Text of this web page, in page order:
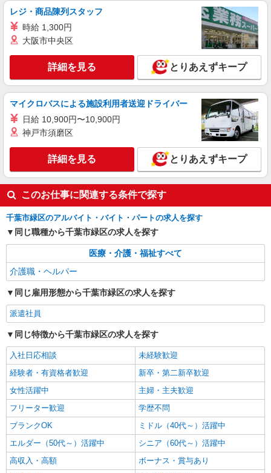
株式会社kotrio /●SW-S-2077993
≪運転好きの方歓迎≫未経験でも活躍できる！
【正社員】月給240,000〜400,000円 ・基本
給：200,000円〜220,000円 ・資格手当：10,000〜
30,000円 ・役職手当：10,000〜70,000円 ・処遇改
善手当：20,000〜60,000円（勤続年数、保有資格
により変動） ・固定残業手当：20,000円（10時
間） ※固定残業時間を超過する場合には超過勤務
認知症介護基礎研修 ・初任者研修 ・実務者研修
千葉市緑区
キープ 詳細を見る
派遣社員
＜鎌取＞デイサービスSTAFF＊16時退社も
OK！子育て世代活躍中
時給1500円〜2250円 ＜日払い有/週払い有/交
通費全支給(ガソリン代含む)＞
千葉市緑区
キープ
レジ・商品陳列スタッフ
時給 1,300円
大阪市中央区
詳細を見る とりあえずキープ
マイクロバスによる施設利用者送迎ドライバー
日給 10,900円〜10,900円
神戸市須磨区
詳細を見る とりあえずキープ
このお仕事に関連する条件で探す
千葉市緑区のアルバイト・バイト・パートの求人を探す
同じ職種から千葉市緑区の求人を探す
医療・介護・福祉すべて
介護職・ヘルパー
同じ雇用形態から千葉市緑区の求人を探す
派遣社員
同じ特徴から千葉市緑区の求人を探す
入社日応相談
未経験歓迎
経験者・有資格者歓迎
新卒・第二新卒歓迎
女性活躍中
主婦・主夫歓迎
フリーター歓迎
学歴不問
ブランクOK
ミドル（40代～）活躍中
エルダー（50代～）活躍中
シニア（60代～）活躍中
高収入・高額
ボーナス・賞与あり